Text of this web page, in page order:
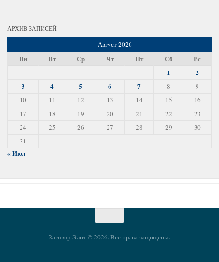
АРХИВ ЗАПИСЕЙ
Август 2026
Пн Вт Ср Чт Пт Сб
Вс
1
2
3
4 5 6 7 8
9
10
11 12 13 14 15
16
17
18 19 20 21 22
23
24
25 26 27 28 29
30
31
« Июл
Заговор Элит © 2026. Все права защищены.